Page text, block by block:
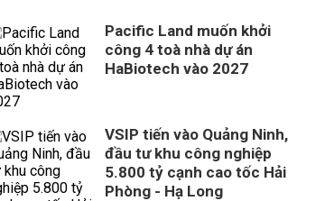
Pacific Land muốn khởi
công 4 toà nhà dự án
HaBiotech vào 2027
VSIP tiến vào Quảng Ninh,
đầu tư khu công nghiệp
5.800 tỷ cạnh cao tốc Hải
Phòng - Hạ Long